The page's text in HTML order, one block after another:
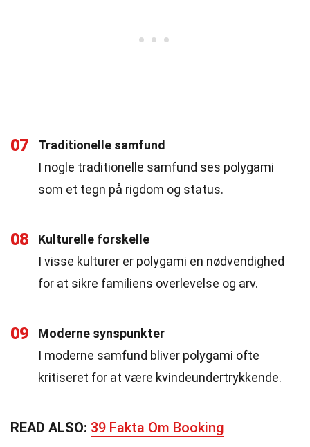
07
Traditionelle samfund
I nogle traditionelle samfund ses polygami
som et tegn på rigdom og status.
08
Kulturelle forskelle
I visse kulturer er polygami en nødvendighed
for at sikre familiens overlevelse og arv.
09
Moderne synspunkter
I moderne samfund bliver polygami ofte
kritiseret for at være kvindeundertrykkende.
READ ALSO: 39 Fakta Om Booking